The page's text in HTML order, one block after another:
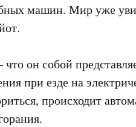
машин. Мир уже
он собой
при езде на
происходит